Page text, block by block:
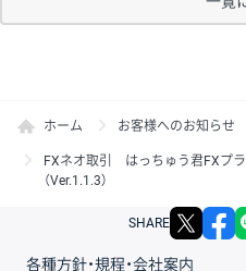
ホーム お客様へのお知らせ
FXネオ取引 はっちゅう君FXプ
（Ver.1.1.3）
SHARE X
各種方針・規程・会社案内